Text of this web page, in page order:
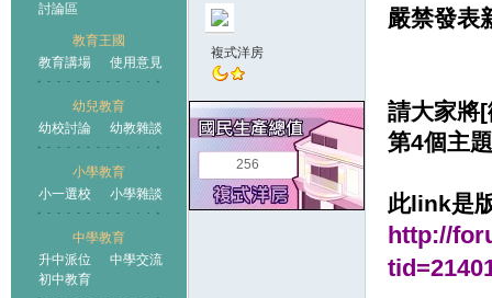
討論區
教育王國
教育講場
使用意見
幼兒教育
幼校討論
幼教雜談
小學教育
小一選校
小學雜談
中學教育
升中派位
中學交流
初中教育
王國
複式洋房
256
嚴禁發表
請大家將
第4個主
此link是
http://